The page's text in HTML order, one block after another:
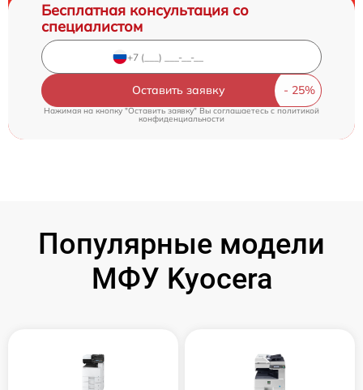
Бесплатная консультация со
специалистом
Оставить заявку
Нажимая на кнопку "Оставить заявку" Вы соглашаетесь cполитикой
конфиденциальности
Популярные модели
МФУ Kyocera